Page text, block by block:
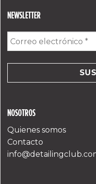
NOSOTROS
Quienes somos
Contacto
NEWSLETTER
electrónico